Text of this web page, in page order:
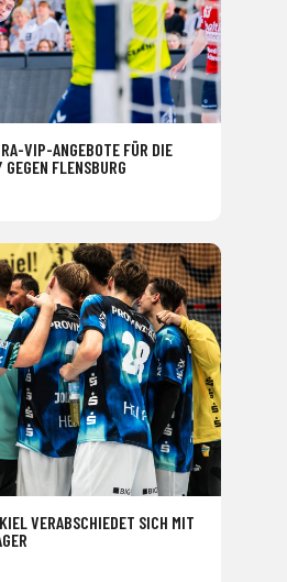
VIP-ANGEBOTE FÜR DIE
FLENSBURG
VERABSCHIEDET SICH MIT